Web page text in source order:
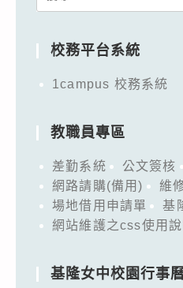
校務平台系統
1campus 校務系統
教職員專區
差勤系統 公文簽核
網路請購(備用)
維
場地借用申請單
基
網站維護之css使用說
基隆女中校園行事